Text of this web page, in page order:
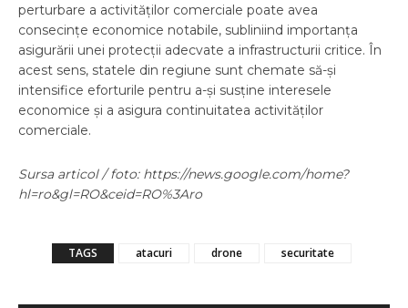
perturbare a activităților comerciale poate avea
consecințe economice notabile, subliniind importanța
asigurării unei protecții adecvate a infrastructurii critice. În
acest sens, statele din regiune sunt chemate să-și
intensifice eforturile pentru a-și susține interesele
economice și a asigura continuitatea activităților
comerciale.
Sursa articol / foto: https://news.google.com/home?
hl=ro&gl=RO&ceid=RO%3Aro
TAGS atacuri drone securitate